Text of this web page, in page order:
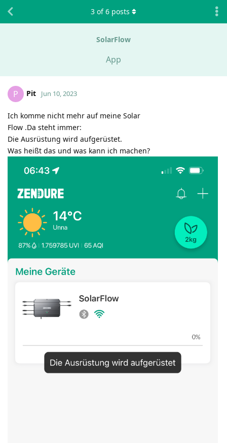
SolarFlow
App
3 of6 posts
P Pit Jun 10, 2023
Ich komme nicht mehr auf meine Solar
Flow .Da steht immer:
Die Ausrüstung wird aufgerüstet.
Was heißt das und was kann ich machen?